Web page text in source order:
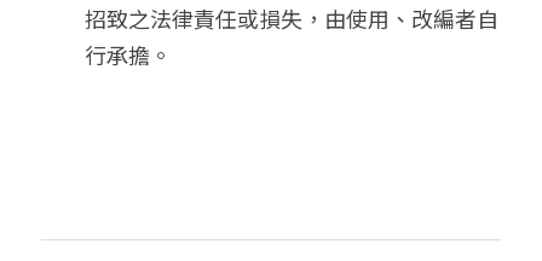
招致之法律責任或損失，由使用、改編者自
行承擔。